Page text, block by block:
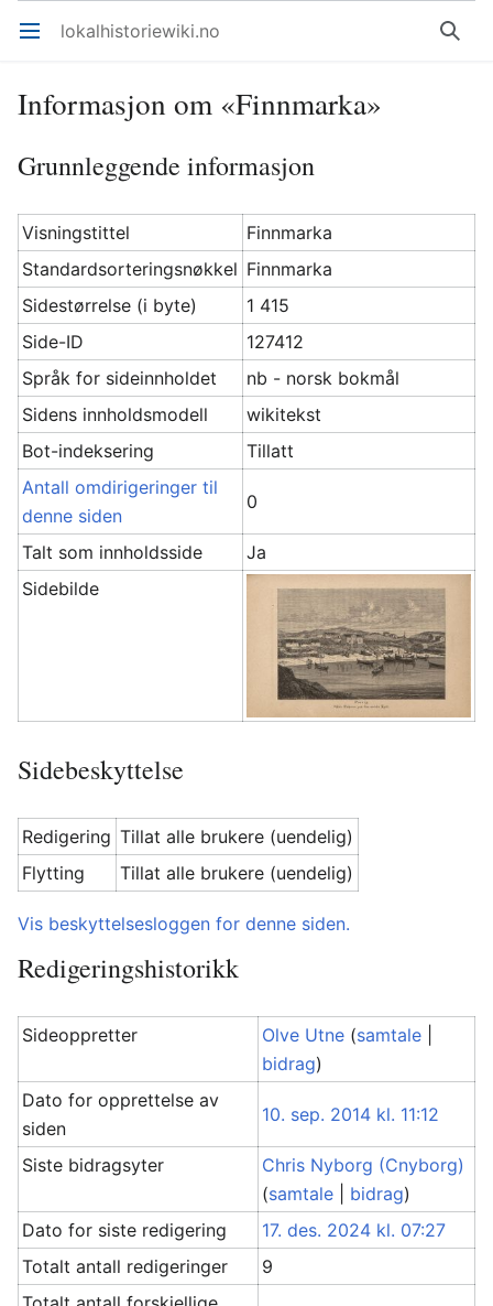
Åpne hovedmenyen lokalhistoriewiki.no Søk
Informasjon om «Finnmarka»
Grunnleggende informasjon
Visningstittel
Finnmarka
Standardsorteringsnøkkel Finnmarka
Sidestørrelse (i byte)
1 415
Side-ID
127412
Språk for sideinnholdet
nb - norsk bokmål
Sidens innholdsmodell
wikitekst
Bot-indeksering
Tillatt
Antall omdirigeringer til
denne siden
0
Talt som innholdsside
Ja
Sidebilde
Sidebeskyttelse
Redigering Tillat alle brukere (uendelig)
Flytting
Tillat alle brukere (uendelig)
Vis beskyttelsesloggen for denne siden.
Redigeringshistorikk
Sideoppretter Olve Utne (samtale
bidrag)
Dato for opprettelse av
siden
10. sep. 2014 kl. 11:12
Siste bidragsyter
Chris Nyborg (Cnyborg)
(samtale bidrag)
Dato for siste redigering
17. des. 2024 kl. 07:27
Totalt antall redigeringer
9